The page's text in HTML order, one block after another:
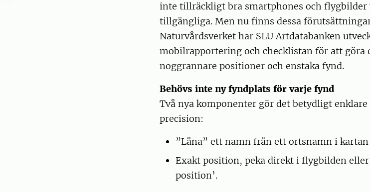
inte tillräckligt bra smartphones och
tillgängliga. Men nu finns dessa
Naturvårdsverket har SLU Artdatabanken
mobilrapportering och checklistan för att göra
noggrannare positioner och enstaka fynd.
Behövs inte ny fyndplats för varje fynd
Två nya komponenter gör det betydligt
precision:
”Låna” ett namn från ett ortsnamn i
Exakt position, peka direkt i flygbilden
position’.